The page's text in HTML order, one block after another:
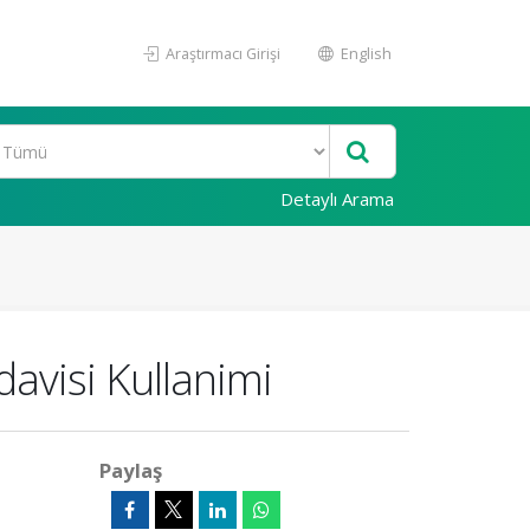
Araştırmacı Girişi English
Detaylı Arama
Kullanimi
Paylaş